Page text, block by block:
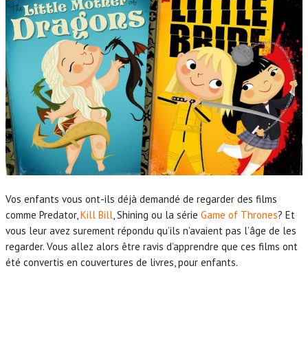
Vos enfants vous ont-ils déjà demandé de regarder des films
comme Predator,Kill Bill, Shining ou la série Game of Thrones? Et
vous leur avez surement répondu qu’ils n’avaient pas l’âge de les
regarder. Vous allez alors être ravis d’apprendre que ces films ont
été convertis en couvertures de livres, pour enfants.